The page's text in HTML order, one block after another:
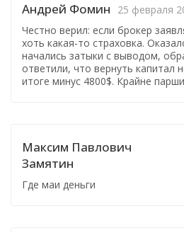
Андрей Фомин 25 февраля
Честно верил: если брокер
хоть какая-то страховка.
начались затыки с выводом,
ответили, что вернуть капитал
итоге минус 4800$. Крайне
Максим Павлович
Замятин
Где маи деньги